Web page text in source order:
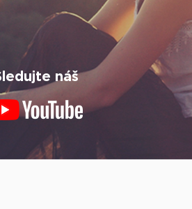
náš